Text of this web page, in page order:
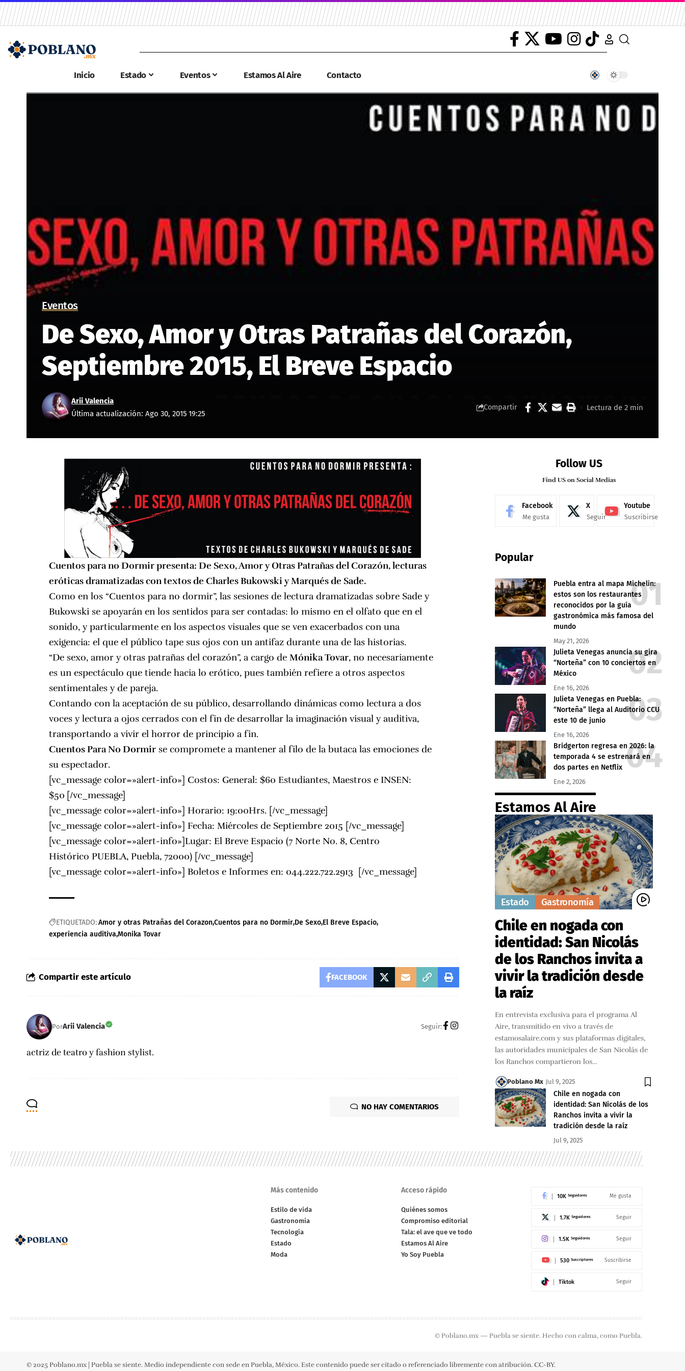
Inicio Estado Eventos Estamos Al Aire Contacto
Eventos
De Sexo, Amor y Otras Patrañas del Corazón,
Septiembre 2015, El Breve Espacio
Última actualización: Ago 30, 2015 19:25
Arii Valencia
Compartir Lectura de 2 min
Cuentos para no Dormir presenta: De Sexo, Amor y Otras Patrañas del Corazón, lecturas
eróticas dramatizadas con textos de Charles Bukowski y Marqués de Sade.
Como en los “Cuentos para no dormir”, las sesiones de lectura dramatizadas sobre Sade y
Bukowski se apoyarán en los sentidos para ser contadas: lo mismo en el olfato que en el
sonido, y particularmente en los aspectos visuales que se ven exacerbados con una
exigencia: el que el público tape sus ojos con un antifaz durante una de las historias.
“De sexo, amor y otras patrañas del corazón”, a cargo deMónika Tovar, no necesariamente
es un espectáculo que tiende hacia lo erótico, pues también refiere a otros aspectos
sentimentales y de pareja.
Contando con la aceptación de su público, desarrollando dinámicas como lectura a dos
voces y lectura a ojos cerrados con el fin de desarrollar la imaginación visual y auditiva,
transportando a vivir el horror de principio a fin.
Cuentos Para No Dormir se compromete a mantener al filo de la butaca las emociones de
su espectador.
[vc_message color=»alert-info»] Costos: General: $60 Estudiantes, Maestros e INSEN:
$50 [/vc_message]
[vc_message color=»alert-info»] Horario: 19:00Hrs. [/vc_message]
[vc_message color=»alert-info»] Fecha: Miércoles de Septiembre 2015 [/vc_message]
[vc_message color=»alert-info»]Lugar: El Breve Espacio (7 Norte No. 8, Centro
Histórico PUEBLA, Puebla, 72000) [/vc_message]
[vc_message color=»alert-info»] Boletos e Informes en: 044.222.722.2913 [/vc_message]
ETIQUETADO:Amor y otras Patrañas del CorazonCuentos para no Dormir De Sexo El Breve Espacio
experiencia auditivaMonika Tovar
Compartir este artículo FACEBOOK
PorArii Valencia Seguir:
actriz de teatro y fashion stylist.
NO HAY COMENTARIOS
Follow US
Find US on Social Medias
Facebook
Me gusta
X
Seguir
Youtube
Suscribirse
Popular
Puebla entra al mapa Michelin:
estos son los restaurantes
reconocidos por la guía
gastronómica más famosa del
mundo
May 21, 2026
Julieta Venegas anuncia su gira
“Norteña” con 10 conciertos en
México
Ene 16, 2026
Julieta Venegas en Puebla:
“Norteña” llega al Auditorio CCU
este 10 de junio
Ene 16, 2026
Bridgerton regresa en 2026: la
temporada 4 se estrenará en
dos partes en Netflix
Ene 2, 2026
Estamos Al Aire
Estado Gastronomía
Chile en nogada con
identidad: San Nicolás
de los Ranchos invita a
vivir la tradición desde
la raíz
En entrevista exclusiva para el programa Al
Aire, transmitido en vivo a través de
estamosalaire.com y sus plataformas digitales,
las autoridades municipales de San Nicolás de
los Ranchos compartieron los…
Poblano Mx Jul 9, 2025
Chile en nogada con
identidad: San Nicolás de los
Ranchos invita a vivir la
tradición desde la raíz
Jul 9, 2025
Más contenido
Estilo de vida
Gastronomía
Tecnología
Estado
Moda
Acceso rápido
Quiénes somos
Compromiso editorial
Tala: el ave que ve todo
Estamos Al Aire
Yo Soy Puebla
10K Seguidores Me gusta
1.7K Seguidores Seguir
1.5K Seguidores Seguir
530 Suscriptores Suscribirse
Tiktok Seguir
© Poblano.mx — Puebla se siente. Hecho con calma, como Puebla.
© 2025 Poblano.mx | Puebla se siente. Medio independiente con sede en Puebla, México. Este contenido puede ser citado o referenciado libremente con atribución. CC-BY.